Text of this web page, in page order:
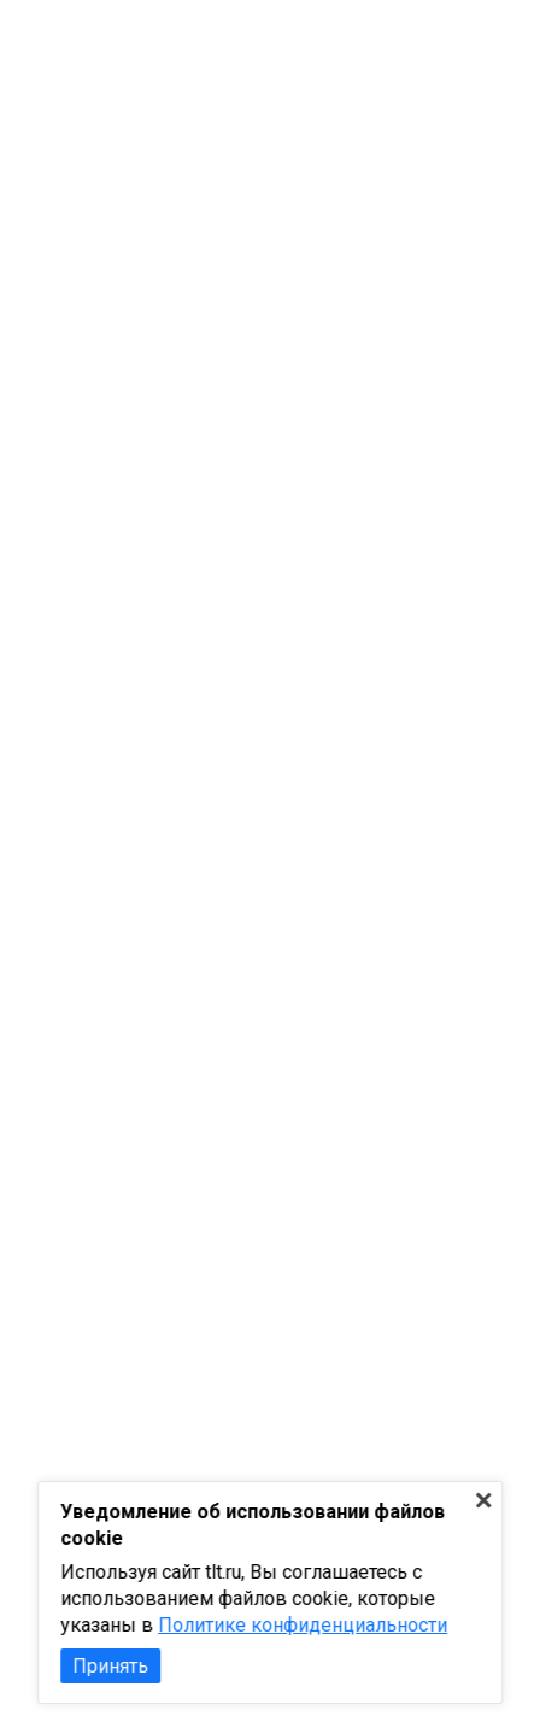
Уведомление об использовании файлов
cookie
Используя сайт tlt.ru, Вы соглашаетесь с
использованием файлов cookie, которые
указаны в Политике конфиденциальности
Принять